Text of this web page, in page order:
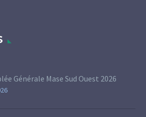
Générale Mase Sud Ouest 2026